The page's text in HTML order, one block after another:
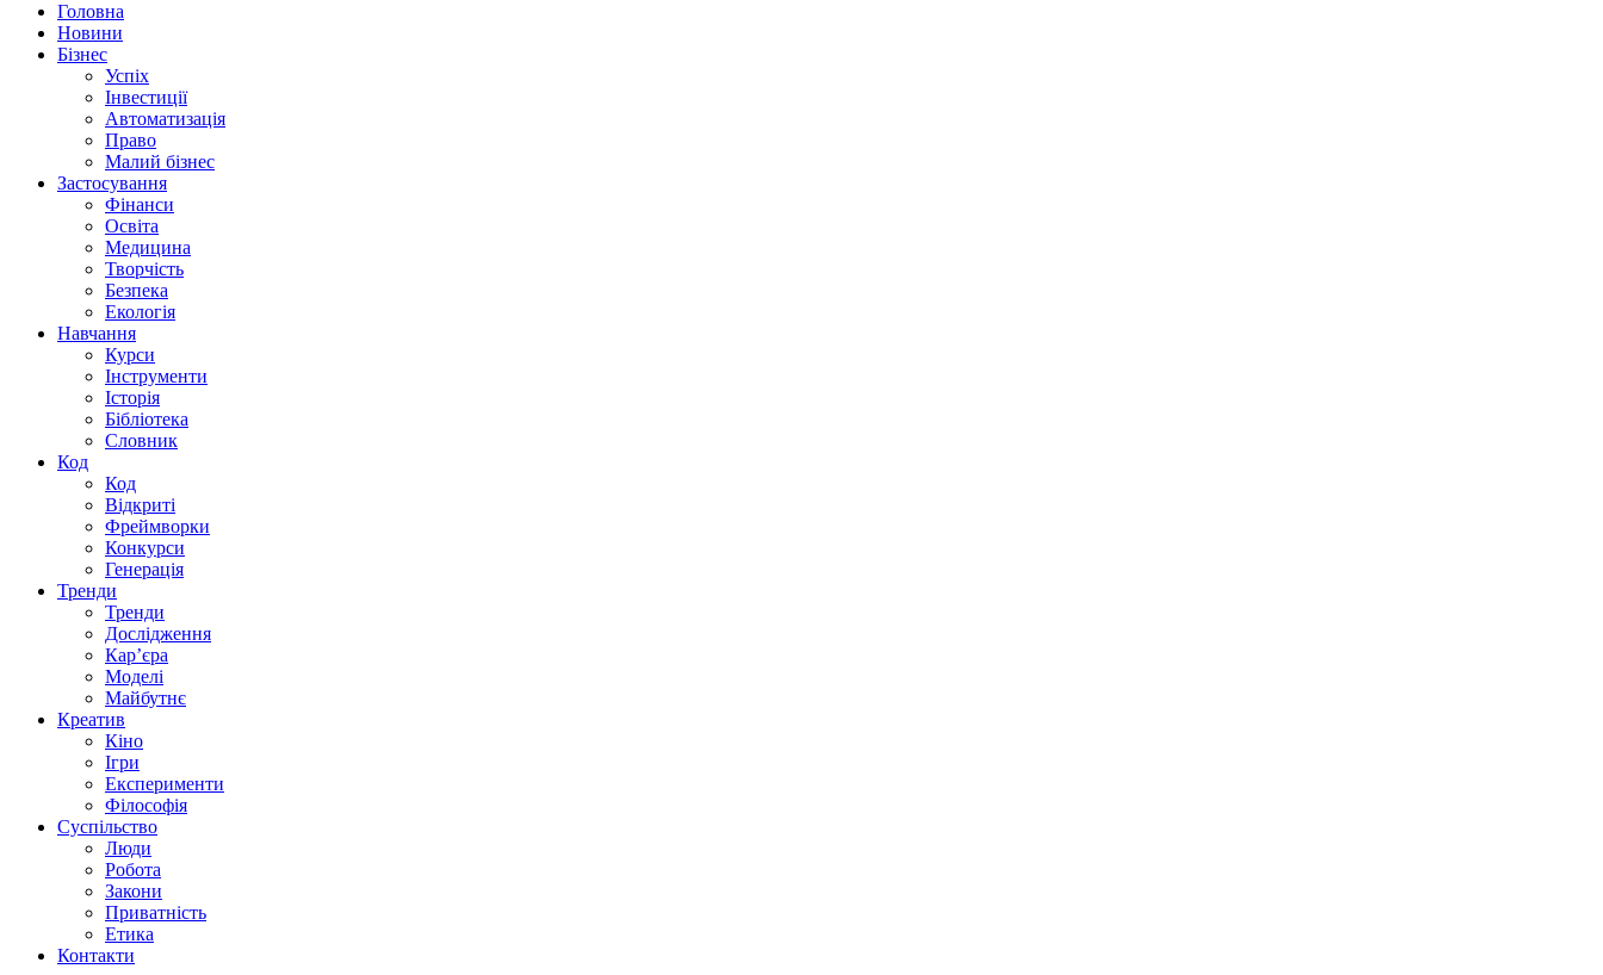
Головна
Новини
Бізнес
Успіх
Інвестиції
Автоматизація
Право
Малий бізнес
Застосування
Фінанси
Освіта
Медицина
Творчість
Безпека
Екологія
Навчання
Курси
Інструменти
Історія
Бібліотека
Словник
Код
Код
Відкриті
Фреймворки
Конкурси
Генерація
Тренди
Тренди
Дослідження
Кар’єра
Моделі
Майбутнє
Креатив
Кіно
Ігри
Експерименти
Філософія
Суспільство
Люди
Робота
Закони
Приватність
Етика
Контакти